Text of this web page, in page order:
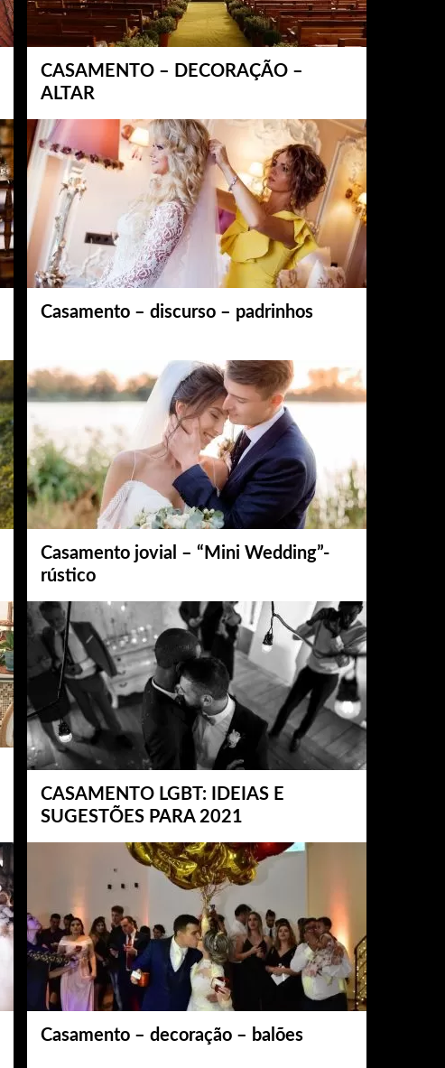
CASAMENTO – DECORAÇÃO –
ALTAR
Casamento – discurso – padrinhos
Casamento jovial – “Mini Wedding”-
rústico
CASAMENTO LGBT: IDEIAS E
SUGESTÕES PARA 2021
Casamento – decoração – balões